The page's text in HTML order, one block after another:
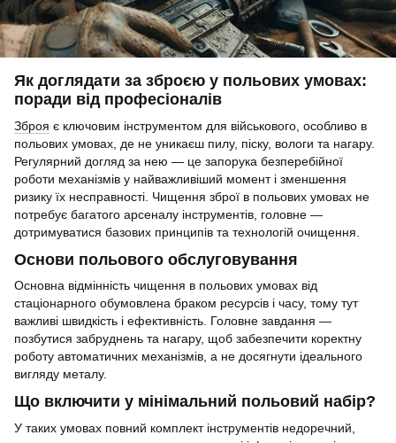
Як доглядати за зброєю у польових умовах:
поради від професіоналів
Зброя є ключовим інструментом для військового, особливо в
польових умовах, де не уникаєш пилу, піску, вологи та нагару.
Регулярний догляд за нею — це запорука безперебійної
роботи механізмів у найважливіший момент і зменшення
ризику їх несправності. Чищення зброї в польових умовах не
потребує багатого арсеналу інструментів, головне —
дотримуватися базових принципів та технологій очищення.
Основи польового обслуговування
Основна відмінність чищення в польових умовах від
стаціонарного обумовлена браком ресурсів і часу, тому тут
важливі швидкість і ефективність. Головне завдання —
позбутися забруднень та нагару, щоб забезпечити коректну
роботу автоматичних механізмів, а не досягнути ідеального
вигляду металу.
Що включити у мінімальний польовий набір?
У таких умовах повний комплект інструментів недоречний,